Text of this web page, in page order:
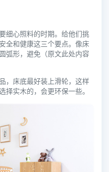
细心照料的时期。给他们挑
全和健康这三个要点。像床
弧形，避免（原文此处内容
，床底最好装上滑轮，这样
择实木的，会更环保一些。